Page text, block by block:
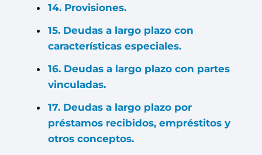
14. Provisiones.
15. Deudas a largo plazo con
características especiales.
16. Deudas a largo plazo con partes
vinculadas.
17. Deudas a largo plazo por
préstamos recibidos, empréstitos y
otros conceptos.